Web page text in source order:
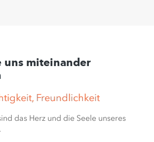
uns miteinander
Freundlichkeit
das Herz und die Seele unseres